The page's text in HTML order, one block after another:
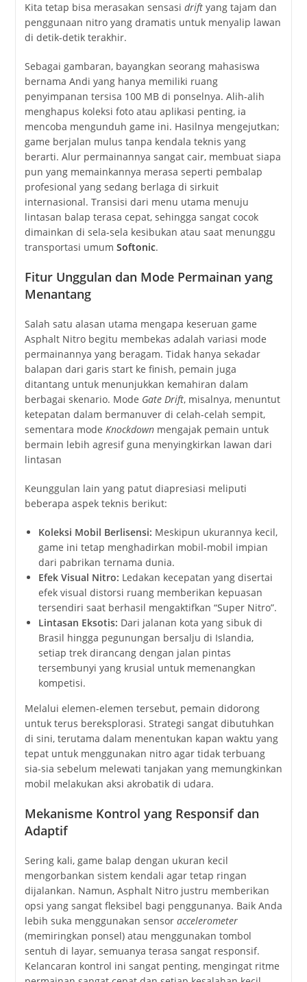
Kita tetap bisa merasakan sensasi driftyang tajam dan
penggunaan nitro yang dramatis untuk menyalip lawan
di detik-detik terakhir.
Sebagai gambaran, bayangkan seorang mahasiswa
bernama Andi yang hanya memiliki ruang
penyimpanan tersisa 100 MB di ponselnya. Alih-alih
menghapus koleksi foto atau aplikasi penting, ia
mencoba mengunduh game ini. Hasilnya mengejutkan;
game berjalan mulus tanpa kendala teknis yang
berarti. Alur permainannya sangat cair, membuat siapa
pun yang memainkannya merasa seperti pembalap
profesional yang sedang berlaga di sirkuit
internasional. Transisi dari menu utama menuju
lintasan balap terasa cepat, sehingga sangat cocok
dimainkan di sela-sela kesibukan atau saat menunggu
transportasi umum Softonic.
Fitur Unggulan dan Mode Permainan yang
Menantang
Salah satu alasan utama mengapa keseruan game
Asphalt Nitro begitu membekas adalah variasi mode
permainannya yang beragam. Tidak hanya sekadar
balapan dari garis start ke finish, pemain juga
ditantang untuk menunjukkan kemahiran dalam
berbagai skenario. Mode Gate Drift, misalnya, menuntut
ketepatan dalam bermanuver di celah-celah sempit,
sementara mode Knockdownmengajak pemain untuk
bermain lebih agresif guna menyingkirkan lawan dari
lintasan
Keunggulan lain yang patut diapresiasi meliputi
beberapa aspek teknis berikut:
Koleksi Mobil Berlisensi: Meskipun ukurannya kecil,
game ini tetap menghadirkan mobil-mobil impian
dari pabrikan ternama dunia.
Efek Visual Nitro: Ledakan kecepatan yang disertai
efek visual distorsi ruang memberikan kepuasan
tersendiri saat berhasil mengaktifkan “Super Nitro”.
Lintasan Eksotis: Dari jalanan kota yang sibuk di
Brasil hingga pegunungan bersalju di Islandia,
setiap trek dirancang dengan jalan pintas
tersembunyi yang krusial untuk memenangkan
kompetisi.
Melalui elemen-elemen tersebut, pemain didorong
untuk terus bereksplorasi. Strategi sangat dibutuhkan
di sini, terutama dalam menentukan kapan waktu yang
tepat untuk menggunakan nitro agar tidak terbuang
sia-sia sebelum melewati tanjakan yang memungkinkan
mobil melakukan aksi akrobatik di udara.
Mekanisme Kontrol yang Responsif dan
Adaptif
Sering kali, game balap dengan ukuran kecil
mengorbankan sistem kendali agar tetap ringan
dijalankan. Namun, Asphalt Nitro justru memberikan
opsi yang sangat fleksibel bagi penggunanya. Baik Anda
lebih suka menggunakan sensor accelerometer
(memiringkan ponsel) atau menggunakan tombol
sentuh di layar, semuanya terasa sangat responsif.
Kelancaran kontrol ini sangat penting, mengingat ritme